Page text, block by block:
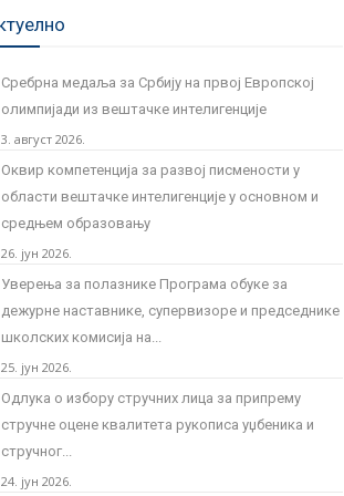
Сребрна медаља за Србију на првој Европској
олимпијади из вештачке интелигенције
3. август 2026.
Оквир компетенција за развој писмености у
области вештачке интелигенције у основном и
средњем образовању
26. јун 2026.
Уверења за полазнике Програмa обуке за
дежурне наставнике, супервизоре и председнике
школских комисија на...
25. јун 2026.
Одлука о избору стручних лица за припрему
стручне оцене квалитета рукописа уџбеника и
стручног...
24. јун 2026.